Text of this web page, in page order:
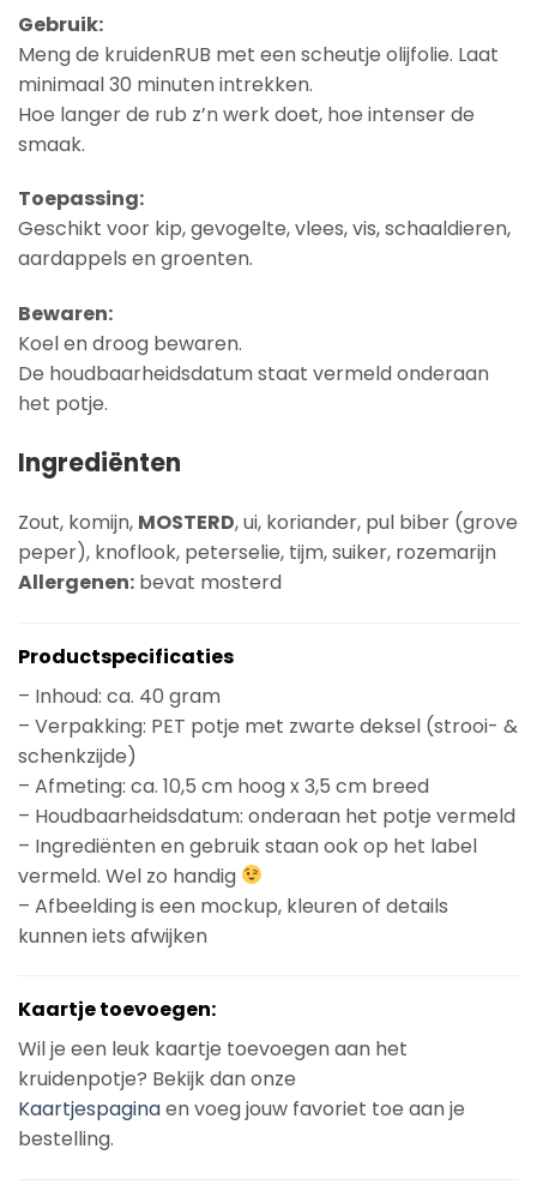
Gebruik:
Meng de kruidenRUB met een scheutje olijfolie. Laat
minimaal 30 minuten intrekken.
Hoe langer de rub z’n werk doet, hoe intenser de
smaak.
Toepassing:
Geschikt voor kip, gevogelte, vlees, vis, schaaldieren,
aardappels en groenten.
Bewaren:
Koel en droog bewaren.
De houdbaarheidsdatum staat vermeld onderaan
het potje.
Ingrediënten
Zout, komijn, MOSTERD, ui, koriander, pul biber (grove
peper), knoflook, peterselie, tijm, suiker, rozemarijn
Allergenen: bevat mosterd
Productspecificaties
– Inhoud: ca. 40 gram
– Verpakking: PET potje met zwarte deksel (strooi- &
schenkzijde)
– Afmeting: ca. 10,5 cm hoog x 3,5 cm breed
– Houdbaarheidsdatum: onderaan het potje vermeld
– Ingrediënten en gebruik staan ook op het label
vermeld. Wel zo handig
– Afbeelding is een mockup, kleuren of details
kunnen iets afwijken
Kaartje toevoegen:
Wil je een leuk kaartje toevoegen aan het
kruidenpotje? Bekijk dan onze
Kaartjespaginaen voeg jouw favoriet toe aan je
bestelling.